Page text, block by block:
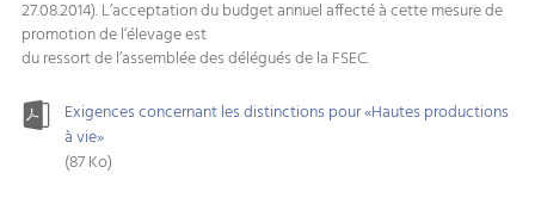
27.08.2014). L’acceptation du budget annuel affecté à cette mesure de
promotion de l’élevage est
du ressort de l’assemblée des délégués de la FSEC.
Exigences concernant les distinctions pour «Hautes productions
à vie»
(87 Ko)